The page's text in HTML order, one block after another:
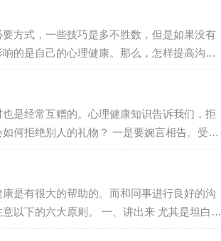
方式，一些技巧是多不胜数，但是如果没有
的是自己的心理健康。那么，怎样提高沟通
找话茬…
是经常互赠的。心理健康知识告诉我们，拒
？ 一是要婉言相告。受赠
品。比如，当对方向自己赠送手机时，可告
绝时，可以这么说：“今晚我男朋友也要请
就是直截了当而…
是有很大的帮助的。而和同事进行良好的沟
、讲出来 尤其是坦白的
击对方 不批评、不责